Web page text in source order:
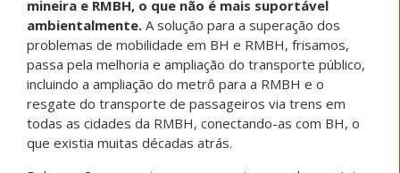
mineira e RMBH, o que não é mais suportável
ambientalmente. A solução para a superação dos
problemas de mobilidade em BH e RMBH, frisamos,
passa pela melhoria e ampliação do transporte público,
incluindo a ampliação do metrô para a RMBH e o
resgate do transporte de passageiros via trens em
todas as cidades da RMBH, conectando-as com BH, o
que existia muitas décadas atrás.